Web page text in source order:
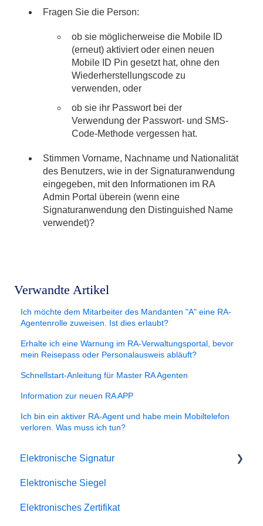
Fragen Sie die Person:
ob sie möglicherweise die Mobile ID
(erneut) aktiviert oder einen neuen
Mobile ID Pin gesetzt hat, ohne den
Wiederherstellungscode zu
verwenden, oder
ob sie ihr Passwort bei der
Verwendung der Passwort- und SMS-
Code-Methode vergessen hat.
Stimmen Vorname, Nachname und Nationalität
des Benutzers, wie in der Signaturanwendung
eingegeben, mit den Informationen im RA
Admin Portal überein (wenn eine
Signaturanwendung den Distinguished Name
verwendet)?
Verwandte Artikel
Ich möchte dem Mitarbeiter des Mandanten "A" eine RA-
Agentenrolle zuweisen. Ist dies erlaubt?
Erhalte ich eine Warnung im RA-Verwaltungsportal, bevor
mein Reisepass oder Personalausweis abläuft?
Schnellstart-Anleitung für Master RA Agenten
Information zur neuen RA APP
Ich bin ein aktiver RA-Agent und habe mein Mobiltelefon
verloren. Was muss ich tun?
Elektronische Signatur
Fehlerbehebung
Elektronische Siegel
Elektronisches Zertifikat